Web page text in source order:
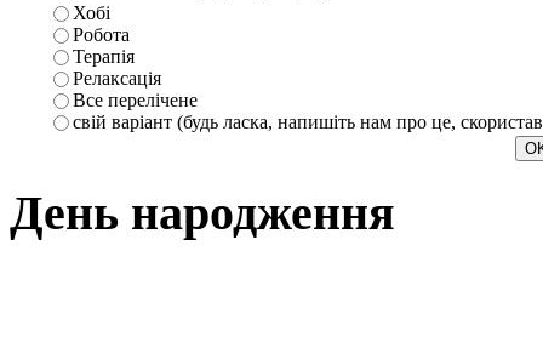
Хобі
Робота
Терапія
Релаксація
Все перелічене
свій варіант (будь ласка, напишіть нам про це,
День народження